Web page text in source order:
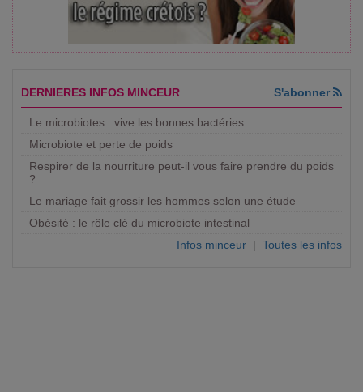
DERNIERES INFOS MINCEUR S'abonner
Le microbiotes : vive les bonnes bactéries
Microbiote et perte de poids
Respirer de la nourriture peut-il vous faire prendre du poids
?
Le mariage fait grossir les hommes selon une étude
Obésité : le rôle clé du microbiote intestinal
Infos minceur | Toutes les infos